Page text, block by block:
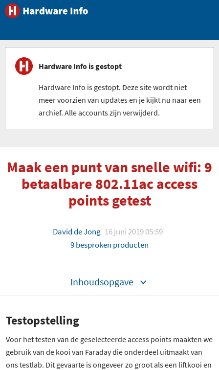
Hardware Info is gestopt
Hardware Info is gestopt. Deze site wordt niet
meer voorzien van updates en je kijkt nu naar een
archief. Alle accounts zijn verwijderd.
Maak een punt van snelle wifi: 9
betaalbare 802.11ac access
points getest
David de Jong 16 juni 2019 05:59
9 besproken producten
Inhoudsopgave
Testopstelling
Voor het testen van de geselecteerde access points maakten we
gebruik van de kooi van Faraday die onderdeel uitmaakt van
ons testlab. Dit gevaarte is ongeveer zo groot als een liftkooi en